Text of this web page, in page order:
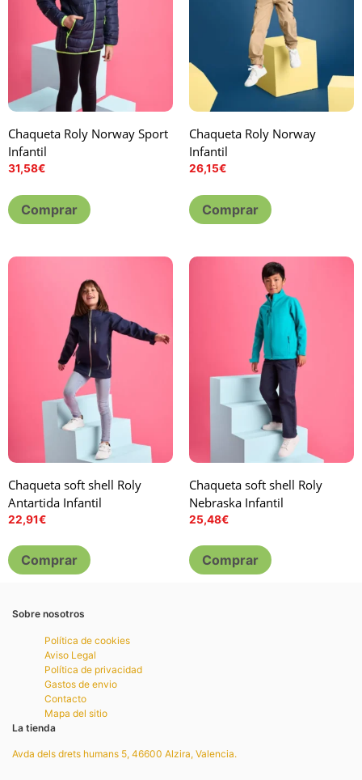
Chaqueta Roly Norway Sport
Infantil
31,58€
Comprar
Chaqueta Roly Norway
Infantil
26,15€
Comprar
Chaqueta soft shell Roly
Antartida Infantil
22,91€
Comprar
Chaqueta soft shell Roly
Nebraska Infantil
25,48€
Comprar
Sobre nosotros
Política de cookies
Aviso Legal
Política de privacidad
Gastos de envio
Contacto
Mapa del sitio
La tienda
Avda dels drets humans 5, 46600 Alzira, Valencia.